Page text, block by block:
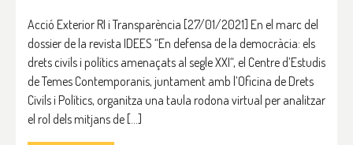
Acció Exterior RI i Transparència [27/01/2021] En el marc del
dossier de la revista IDEES “En defensa de la democràcia: els
drets civils i polítics amenaçats al segle XXI“, el Centre d’Estudis
de Temes Contemporanis, juntament amb l’Oficina de Drets
Civils i Polítics, organitza una taula rodona virtual per analitzar
el rol dels mitjans de […]